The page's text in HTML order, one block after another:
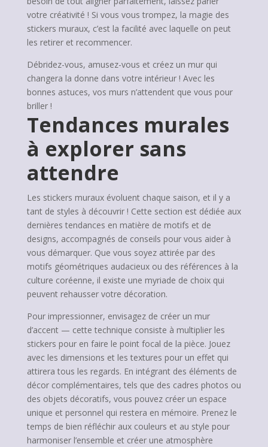
votre créativité ! Si vous vous trompez, la magie des
stickers muraux, c’est la facilité avec laquelle on peut
les retirer et recommencer.
Débridez-vous, amusez-vous et créez un mur qui
changera la donne dans votre intérieur ! Avec les
bonnes astuces, vos murs n’attendent que vous pour
briller !
Tendances murales
à explorer sans
attendre
Les stickers muraux évoluent chaque saison, et il y a
tant de styles à découvrir ! Cette section est dédiée aux
dernières tendances en matière de motifs et de
designs, accompagnés de conseils pour vous aider à
vous démarquer. Que vous soyez attirée par des
motifs géométriques audacieux ou des références à la
culture coréenne, il existe une myriade de choix qui
peuvent rehausser votre décoration.
Pour impressionner, envisagez de créer un mur
d’accent — cette technique consiste à multiplier les
stickers pour en faire le point focal de la pièce. Jouez
avec les dimensions et les textures pour un effet qui
attirera tous les regards. En intégrant des éléments de
décor complémentaires, tels que des cadres photos ou
des objets décoratifs, vous pouvez créer un espace
unique et personnel qui restera en mémoire. Prenez le
temps de bien réfléchir aux couleurs et au style pour
harmoniser l’ensemble et créer une atmosphère